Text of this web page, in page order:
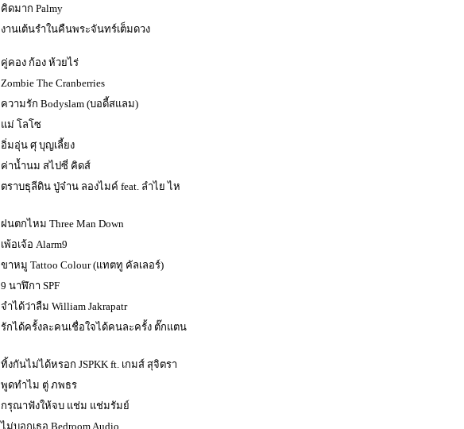
ดมาก Palmy
งานเต้นรำในคืนพระจันทร์เต็มดวง
คู่คอง ก้อง ห้วยไร่
The Cranberries
ความรัก Bodyslam (บอดี้สแลม)
แม่ โลโซ
อิ่มอุ่น ศุ บุญเลี้ยง
ค่าน้ำนม สไปซี่ คิดส์
ตราบธุลีดิน ปู่จ๋าน ลองไมค์ feat. ลำไย ไห
นตกไหม Three Man Down
พ้อเจ้อ Alarm9
ขาหมู Tattoo Colour (แทตทู คัลเลอร์)
นาฬิกา SPF
ำได้ว่าลืม William Jakrapatr
รักได้ครั้งละคนเชื่อใจได้คนละครั้ง ตั๊กแตน
งกันไม่ได้หรอก JSPKK ft. เกมส์ สุจิตรา
พูดทำไม ตู่ ภพธร
กรุณาฟังให้จบ แช่ม แช่มรัมย์
ม่บอกเธอ Bedroom Audio